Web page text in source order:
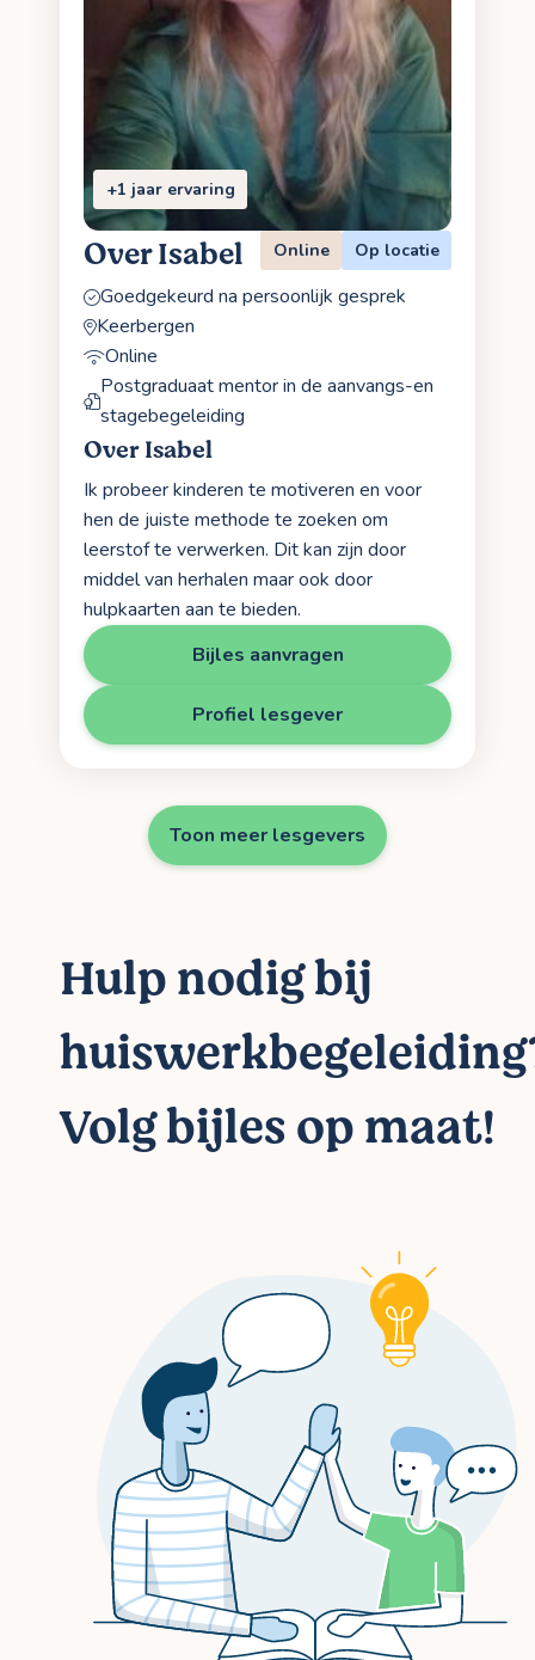
+1 jaar ervaring
Over Isabel Online Op locatie
Goedgekeurd na persoonlijk gesprek
Keerbergen
Online
Postgraduaat mentor in de aanvangs-en
stagebegeleiding
Over Isabel
Ik probeer kinderen te motiveren en voor
hen de juiste methode te zoeken om
leerstof te verwerken. Dit kan zijn door
middel van herhalen maar ook door
hulpkaarten aan te bieden.
Bijles aanvragen
Profiel lesgever
Toon meer lesgevers
Hulp nodig bij
Volg bijles op maat!